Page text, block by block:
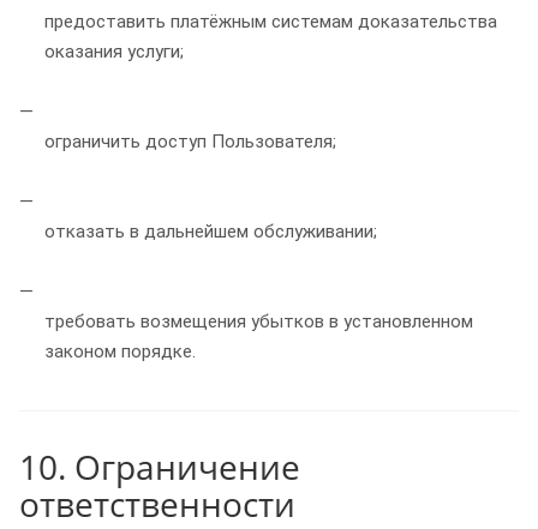
предоставить платёжным системам доказательства
оказания услуги;
ограничить доступ Пользователя;
отказать в дальнейшем обслуживании;
требовать возмещения убытков в установленном
законом порядке.
10. Ограничение
ответственности